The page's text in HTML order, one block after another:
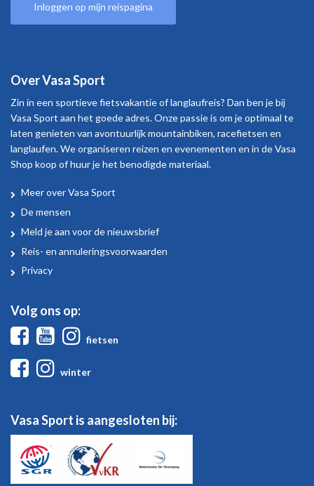
Inloggen op mijn reispagina
Over Vasa Sport
Zin in een sportieve fietsvakantie of langlaufreis? Dan ben je bij
Vasa Sport aan het goede adres. Onze passie is om je optimaal te
laten genieten van avontuurlijk mountainbiken, racefietsen en
langlaufen. We organiseren reizen en evenementen en in de Vasa
Shop koop of huur je het benodigde materiaal.
Over
Vasa
Sport
Meer over Vasa Sport
De mensen
Meld je aan voor de nieuwsbrief
Reis- en annuleringsvoorwaarden
Privacy
Volg ons op:
FacebookYoutube
fietsen
Facebook
winter
Vasa Sport is aangesloten bij: